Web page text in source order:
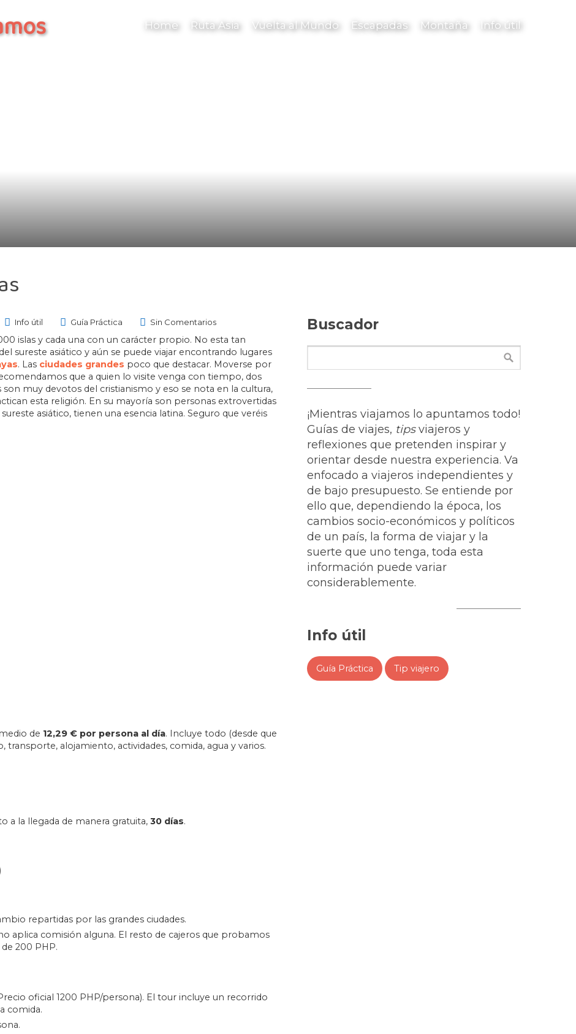
Home Ruta Asia Vuelta al Mundo Escapadas Montaña Info útil
Info útil Guía Práctica Sin Comentarios
islas y cada una con un carácter propio. No esta tan
sureste asiático y aún se puede viajar encontrando lugares
. Las ciudades grandes poco que destacar. Moverse por
que a quien lo visite venga con tiempo, dos
muy devotos del cristianismo y eso se nota en la cultura,
esta religión. En su mayoría son personas extrovertidas
asiático, tienen una esencia latina. Seguro que veréis
de 12,29 € por persona al día. Incluye todo (desde que
transporte, alojamiento, actividades, comida, agua y varios.
a la llegada de manera gratuita, 30 días.
repartidas por las grandes ciudades.
aplica comisión alguna. El resto de cajeros que probamos
200 PHP.
oficial 1200 PHP/persona). El tour incluye un recorrido
comida.
Buscador
¡Mientras viajamos lo apuntamos todo!
Guías de viajes, tipsviajeros y
reflexiones que pretenden inspirar y
orientar desde nuestra experiencia. Va
enfocado a viajeros independientes y
de bajo presupuesto. Se entiende por
ello que, dependiendo la época, los
cambios socio-económicos y políticos
de un país, la forma de viajar y la
suerte que uno tenga, toda esta
información puede variar
considerablemente.
Info útil
Guía Práctica Tip viajero